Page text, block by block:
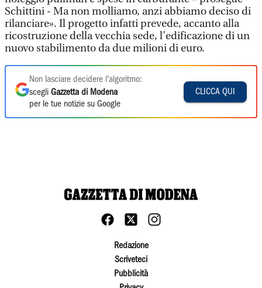
Schittini - Ma non molliamo, anzi abbiamo deciso di
rilanciare». Il progetto infatti prevede, accanto alla
ricostruzione della vecchia sede, l’edificazione di un
nuovo stabilimento da due milioni di euro.
Non lasciare decidere l'algoritmo:
scegli Gazzetta di Modena
per le tue notizie su Google
CLICCA QUI
Redazione
Scriveteci
Pubblicità